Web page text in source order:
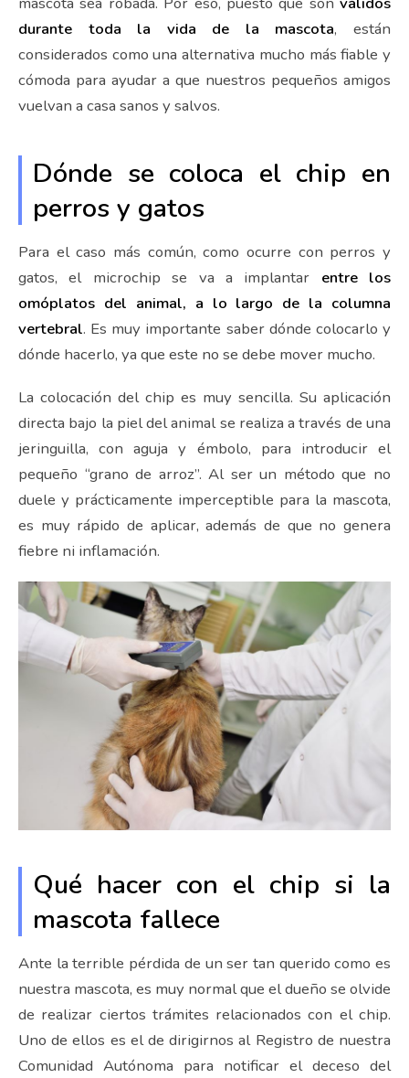
durante toda la vida de la mascota, están
considerados como una alternativa mucho más fiable y
cómoda para ayudar a que nuestros pequeños amigos
vuelvan a casa sanos y salvos.
Dónde se coloca el chip en
perros y gatos
Para el caso más común, como ocurre con perros y
gatos, el microchip se va a implantar entre los
omóplatos del animal, a lo largo de la columna
vertebral. Es muy importante saber dónde colocarlo y
dónde hacerlo, ya que este no se debe mover mucho.
La colocación del chip es muy sencilla. Su aplicación
directa bajo la piel del animal se realiza a través de una
jeringuilla, con aguja y émbolo, para introducir el
pequeño “grano de arroz”. Al ser un método que no
duele y prácticamente imperceptible para la mascota,
es muy rápido de aplicar, además de que no genera
fiebre ni inflamación.
Qué hacer con el chip si la
mascota fallece
Ante la terrible pérdida de un ser tan querido como es
nuestra mascota, es muy normal que el dueño se olvide
de realizar ciertos trámites relacionados con el chip.
Uno de ellos es el de dirigirnos al Registro de nuestra
Comunidad Autónoma para notificar el deceso del